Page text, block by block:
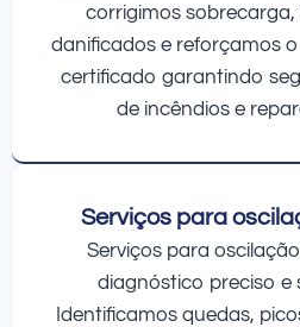
corrigimos
danificados e reforçamos
certificado garantindo
de incêndios e
Serviços para
Serviços para
diagnóstico preciso e
Identificamos quedas,